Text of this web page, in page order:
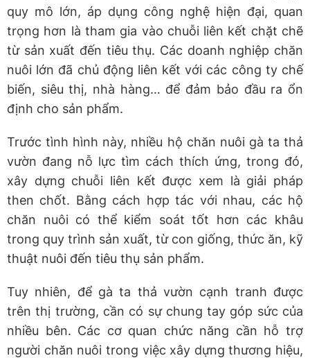
quy mô lớn, áp dụng công nghệ hiện đại, quan
trọng hơn là tham gia vào chuỗi liên kết chặt chẽ
từ sản xuất đến tiêu thụ. Các doanh nghiệp chăn
nuôi lớn đã chủ động liên kết với các công ty chế
biến, siêu thị, nhà hàng… để đảm bảo đầu ra ổn
định cho sản phẩm.
Trước tình hình này, nhiều hộ chăn nuôi gà ta thả
vườn đang nỗ lực tìm cách thích ứng, trong đó,
xây dựng chuỗi liên kết được xem là giải pháp
then chốt. Bằng cách hợp tác với nhau, các hộ
chăn nuôi có thể kiểm soát tốt hơn các khâu
trong quy trình sản xuất, từ con giống, thức ăn, kỹ
thuật nuôi đến tiêu thụ sản phẩm.
Tuy nhiên, để gà ta thả vườn cạnh tranh được
trên thị trường, cần có sự chung tay góp sức của
nhiều bên. Các cơ quan chức năng cần hỗ trợ
người chăn nuôi trong việc xây dựng thương hiệu,